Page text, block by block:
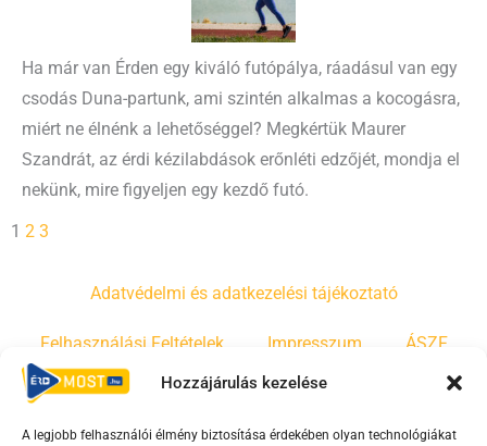
Hozzájárulás kezelése
A legjobb felhasználói élmény biztosítása érdekében olyan technológiákat
Ha már van Érden egy kiváló futópálya, ráadásul van egy
csodás Duna-partunk, ami szintén alkalmas a kocogásra,
miért ne élnénk a lehetőséggel? Megkértük Maurer
Szandrát, az érdi kézilabdások erőnléti edzőjét, mondja el
nekünk, mire figyeljen egy kezdő futó.
1 2 3
Adatvédelmi és adatkezelési tájékoztató
Felhasználási Feltételek Impresszum ÁSZF
Irányelvek Moderálási szabályzat